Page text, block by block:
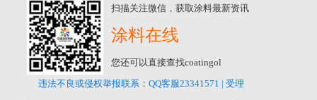
扫描关注微信，获取涂料最新资讯
涂料在线
您还可以直接查找coatingol
违法不良或侵权举报联系：QQ客服23341571 | 受理